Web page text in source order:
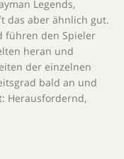
Legends,
das aber ähnlich gut.
führen den Spieler
heran und
der einzelnen
bald an und
Herausfordernd,